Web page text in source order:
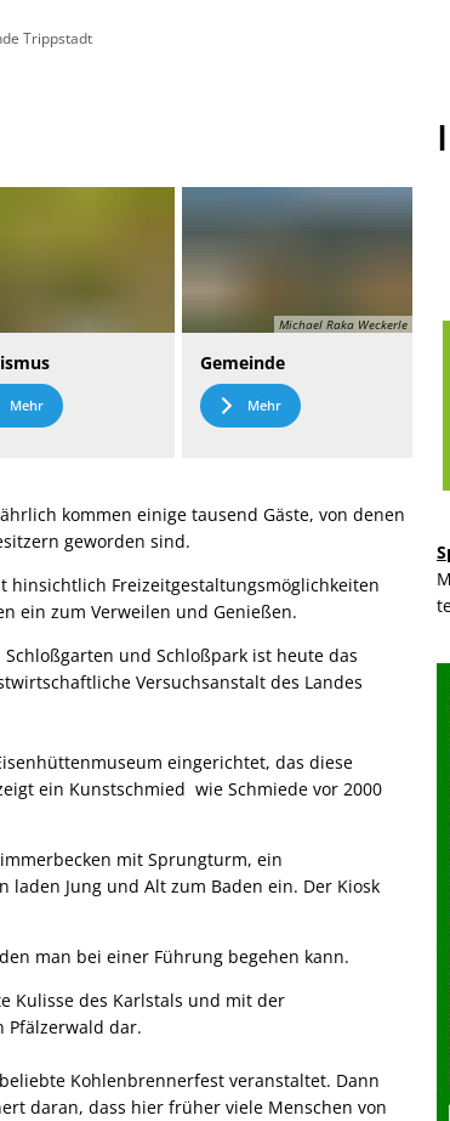
Trippstadt
Mehr
Michael Raka Weckerle
Gemeinde
Mehr
kommen einige tausend Gäste, von denen
geworden sind.
Freizeitgestaltungsmöglichkeiten
ein zum Verweilen und Genießen.
und Schloßpark ist heute das
Versuchsanstalt des Landes
eingerichtet, das diese
ein Kunstschmied wie Schmiede vor 2000
mit Sprungturm, ein
Jung und Alt zum Baden ein. Der Kiosk
man bei einer Führung begehen kann.
Kulisse des Karlstals und mit der
Pfälzerwald dar.
Kohlenbrennerfest veranstaltet. Dann
daran, dass hier früher viele Menschen von